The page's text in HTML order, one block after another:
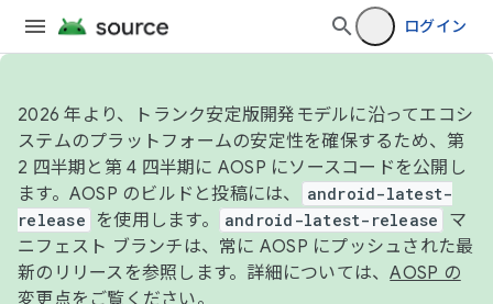
ログイン
2026 年より、トランク安定版開発モデルに沿ってエコシ
ステムのプラットフォームの安定性を確保するため、第
2 四半期と第 4 四半期に AOSP にソースコードを公開し
ます。AOSP のビルドと投稿には、
android-latest-
release
を使用します。 android-latest-release
マ
ニフェスト ブランチは、常に AOSP にプッシュされた最
新のリリースを参照します。詳細については、AOSP の
変更点をご覧ください。